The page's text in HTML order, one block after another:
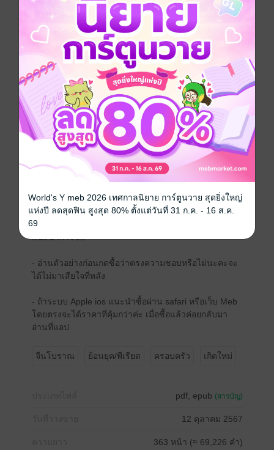
นางต่อว่าชิงชังเกาเทียนเย่บิดาของนางร้ายหรือสามีของ
ร่างที่นางไปแทนที่ เพราะเขาละเลยบุตรสาวจนทำให้
เติบโตไปเป็นนางร้ายในนิยายที่นิสัยเลวร้าย ทำให้นางชัง
เขาแทบไม่อยากมองหน้า ในสายตาของนางนับแต่มาเกิด
ใหม่ในร่างนี้คนที่สำคัญที่สุดคือบุตรสาวหาใช่สามีน่าตาย
เช่นเขา
ที่นางร้ายในเรื่องนิสัยย่ำแย่เกินทนเพราะบิดาไม่รู้ความผู้
นั้นที่สนใจสิ่งอื่นมากกว่าบุตรตนเอง เขาช่างเป็นบิดาที่
น่าชังนัก เช่นนั้นนางที่ไปเกิดใหม่ในฐานะมารดาของนาง
ร้ายจะเปลี่ยนแปลงทุกอย่าง นางจะไม่ยอมให้บุตรตัวน้อย
ของนางตกตายอย่างนางร้ายน่าโง่
หากว่านางร้ายโตมาแบบผิด ๆ เพราะคนรอบข้างที่สอนสั่ง
สิ่งไม่ดี นางจะลงมือจัดการไม่ให้คนพวกนั้นมายุ่งมาสอน
สั่งนางร้ายในเรื่องได้ ส่วนสามีอย่างเขานางไม่คิดใส่ใจ
......................................
แนะนำการซื้อ
- อ่านตัวอย่างก่อนกดซื้อว่าตรงความชอบหรือไม่นะคะจะ
ได้ไม่มาเสียใจที่หลัง
- ถ้าระบบ Apple ios แนะนำซื้อผ่าน safari หรือเว็บ Meb
โดยตรงจะได้ราคาที่คุ้มกว่าค่ะ เมื่อซื้อแล้วค่อยกลับมา
อ่านที่แอป
จีนโบราณ ย้อนยุค/พีเรียด ครอบครัว เกิดใหม่
pdf, epub (สารบัญ)
12 ตุลาคม 2567
363 หน้า (≈ 69,226 คำ)
World's Y meb 2026 เทศกาลนิยาย การ์ตูนวาย สุดยิ่งใหญ่
แห่งปี ลดสุดฟิน สูงสุด 80% ตั้งแต่วันที่ 31 ก.ค. - 16 ส.ค.
69